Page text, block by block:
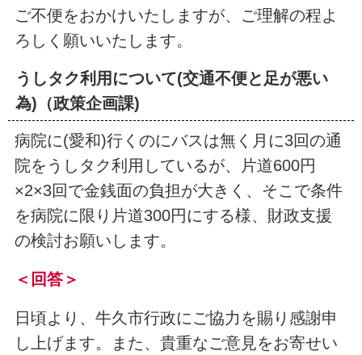
ご不便をおかけいたしますが、ご理解の程よ
ろしく願いいたします。
うしタク利用について(交通不便と足が悪い
為)（政策企画課)
病院に(愛和)行くのにバスは無く月に3回の通
院をうしタク利用しているが、片道600円
×2×3回で金銭面の負担が大きく、そこで条件
を病院に限り片道300円にする様、財政支援
の検討お願いします。
＜回答＞
日頃より、牛久市行政にご協力を賜り感謝申
し上げます。また、貴重なご意見をお寄せい